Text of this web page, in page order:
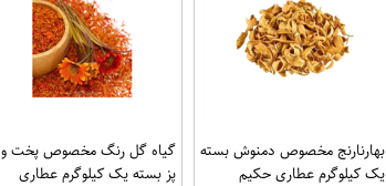
بهارنارنج مخصوص دمنوش بسته
یک کیلوگرم عطاری حکیم
گیاه گل رنگ مخصوص پخت و
پز بسته یک کیلوگرم عطاری